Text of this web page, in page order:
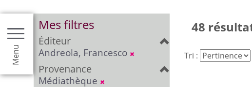
Menu
Mes filtres
Éditeur
Andreola, Francesco
Provenance
Médiathèque
48
Tri :